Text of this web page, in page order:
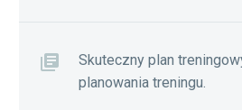
Skuteczny plan
planowania treningu.